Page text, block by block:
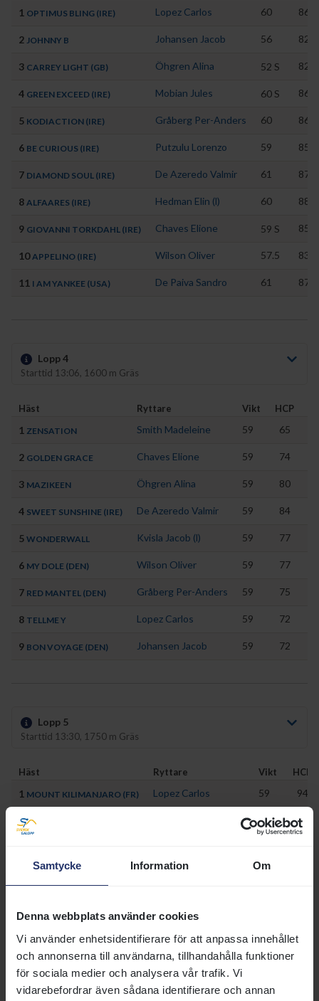
Samtycke Information Om
Denna webbplats använder cookies
Vi använder enhetsidentifierare för att anpassa innehållet
och annonserna till användarna, tillhandahålla funktioner
för sociala medier och analysera vår trafik. Vi
vidarebefordrar även sådana identifierare och annan
1 OPTIMUS BLING (IRE) Lopez Carlos 60 86
2 JOHNNY B Johansen Jacob 56 82
3 CARREY LIGHT (GB) Öhgren Alina 52 S 82
4 GREEN EXCEED (IRE) Mobian Jules 60 S 86
5 KODIACTION (IRE) Gråberg Per-Anders 60 86
6 BE CURIOUS (IRE) Putzulu Lorenzo 59 85
7 DIAMOND SOUL (IRE) De Azeredo Valmir 61 87
8 ALFAARES (IRE) Hedman Elin (l) 60 88
9 GIOVANNI TORKDAHL (IRE) Chaves Elione 59 S 85
10 APPELINO (IRE) Wilson Oliver 57.5 83
11 I AM YANKEE (USA) De Paiva Sandro 61 87
Lopp 4
Starttid 13:06, 1600 m Gräs
Häst Ryttare Vikt HCP
1 ZENSATION Smith Madeleine 59 65
2 GOLDEN GRACE Chaves Elione 59 74
3 MAZIKEEN Öhgren Alina 59 80
4 SWEET SUNSHINE (IRE) De Azeredo Valmir 59 84
5 WONDERWALL Kvisla Jacob (l) 59 77
6 MY DOLE (DEN) Wilson Oliver 59 77
7 RED MANTEL (DEN) Gråberg Per-Anders 59 75
8 TELLME Y Lopez Carlos 59 72
9 BON VOYAGE (DEN) Johansen Jacob 59 72
Lopp 5
Starttid 13:30, 1750 m Gräs
Häst Ryttare Vikt HCP
1 MOUNT KILIMANJARO (FR) Lopez Carlos 59 94
2 ADMIRAL DE VEGA (GB) 59 91